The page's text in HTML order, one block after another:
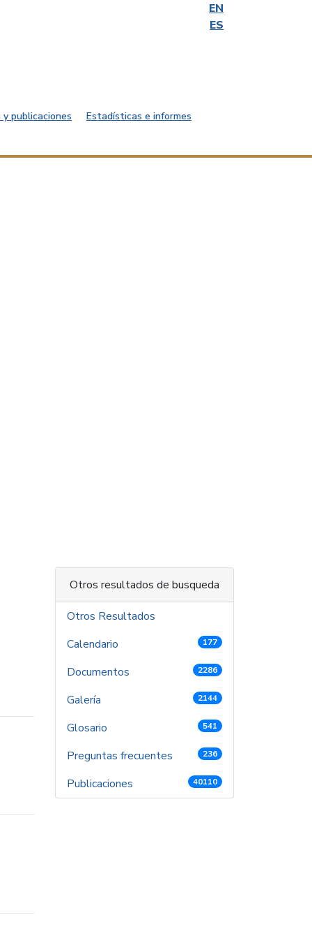
EN
ES
publicaciones Estadísticas e informes
Otros resultados de busqueda
Otros Resultados
Calendario
177
Documentos 2286
Galería 2144
Glosario 541
Preguntas frecuentes 236
Publicaciones 40110